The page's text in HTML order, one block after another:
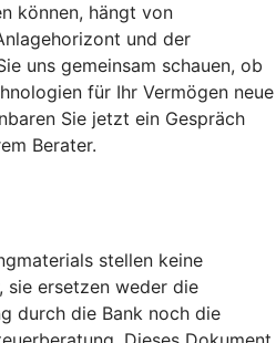
können, hängt von
und der
uns gemeinsam schauen, ob
für Ihr Vermögen neue
Sie jetzt ein Gespräch
Berater.
stellen keine
sie ersetzen weder die
durch die Bank noch die